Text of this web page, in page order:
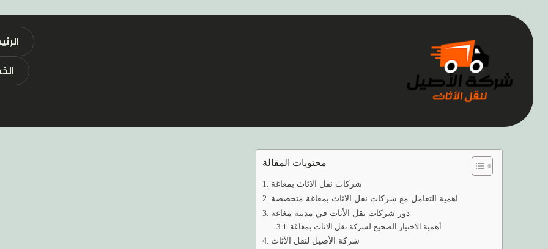
تعتبر نقل الأثاث من المهام الشاقة والمعقدة التي يواجهها الكثير من الأشخاص في مدينة مغاغة.
ولهذا السبب، يلجأ الكثيرون إلى
محتويات المقالة
شركات نقل الاثاث بمغاغة
اهمية التعامل مع شركات نقل الاثاث بمغاغة متخصصة
دور شركات نقل الأثاث في مدينة مغاغة
أهمية الاختيار الصحيح لشركة نقل الاثاث بمغاغة
شركة الأصيل لنقل الأثاث